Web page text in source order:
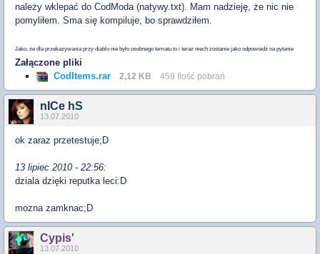
należy wklepać do CodModa (natywy.txt). Mam nadzieję, że nic nie
pomyliłem. Sma się kompiluje, bo sprawdziłem.
Jako, że dla przekazywania przy diablo nie było osobnego tematu to i teraz niech zostanie jako odpowiedź na pytanie
Załączone pliki
CodItems.rar
2,12 KB 459 Ilość pobrań
nICe hS
13.07.2010
ok zaraz przetestuje;D
13 lipiec 2010 - 22:56:
dziala dzięki reputka leci:D
mozna zamknac;D
Cypis'
13.07.2010